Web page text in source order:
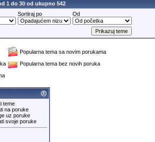
1 do 30 od ukupno 542
Sortiraj po Od
Popularna tema sa novim porukama
Popularna tema bez novih poruka
teme
na poruke
uz poruke
svoje poruke